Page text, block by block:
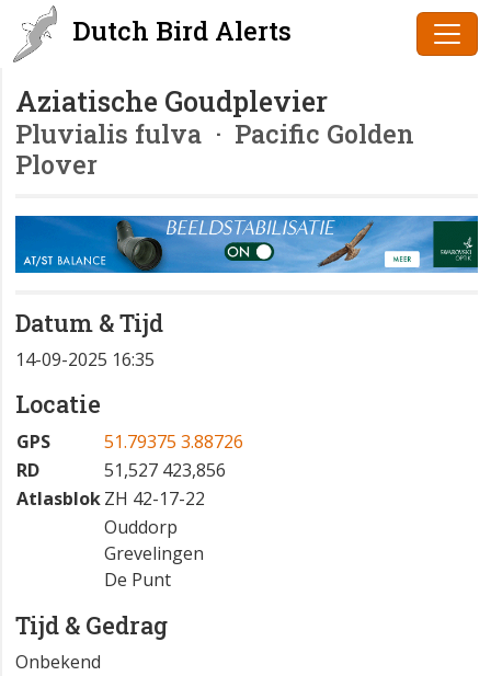
Dutch Bird Alerts
Aziatische Goudplevier
Pluvialis fulva · Pacific Golden
Plover
Datum & Tijd
14-09-2025 16:35
Locatie
GPS
51.79375 3.88726
RD
51,527 423,856
AtlasblokZH 42-17-22
Ouddorp
Grevelingen
De Punt
Tijd & Gedrag
Onbekend